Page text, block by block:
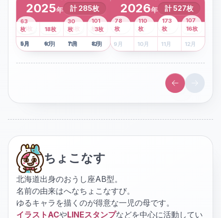
2025年 計 285枚
1月
2枚 2月 3月 4月
8枚
5月
41 枚
6月
13枚
7月
6枚
8月
101
枚
9月
63
枚
10月
18枚
11月
30
枚
12月
3枚
2026年 計527枚
1月 2月 3月
43
枚
4月
107
枚
5 月
78
枚
6月
110
枚
7月
173
枚
8月
16枚
9 月 10月 11月 12月
ちょこなす
北海道出身のおうし座AB型。
名前の由来はへなちょこなすび。
ゆるキャラを描くのが得意な一児の母です。
イラストACやLINEスタンプなどを中心に活動してい